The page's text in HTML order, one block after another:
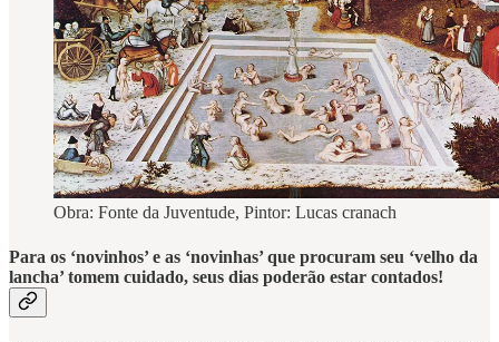
Obra: Fonte da Juventude, Pintor: Lucas cranach
Para os ‘novinhos’ e as ‘novinhas’ que procuram seu ‘velho da
lancha’ tomem cuidado, seus dias poderão estar contados!